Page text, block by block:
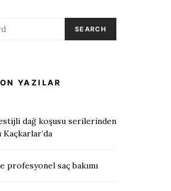
SEARCH
YAZILAR
dağ koşusu serilerinden
Kaçkarlar’da
profesyonel saç bakımı